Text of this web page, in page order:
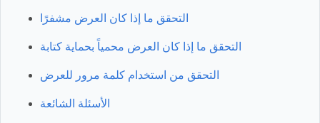
التحقق ما إذا كان العرض مشفرًا
التحقق ما إذا كان العرض محمياً بحماية كتابة
التحقق من استخدام كلمة مرور للعرض
الأسئلة الشائعة